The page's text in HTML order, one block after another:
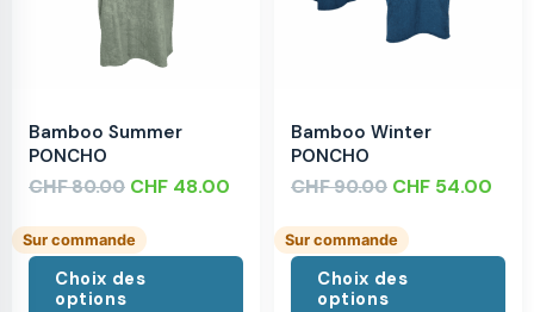
Bamboo Summer
PONCHO
CHF80.00 CHF 48.00
Sur commande
Choix des
options
Bamboo Winter
PONCHO
CHF90.00 CHF 54.00
Sur commande
Choix des
options